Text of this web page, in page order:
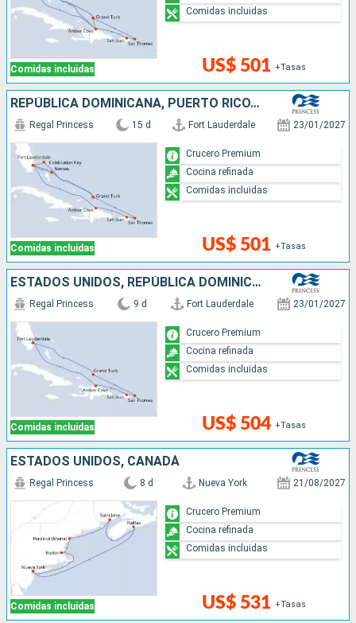
Comidas incluidas US$ 501 +Tasas
Comidas incluidas
REPÚBLICA DOMINICANA, PUERTO RICO, ESTADOS UNIDOS, BAHAMAS
Comidas incluidas
Regal Princess 15 d Fort Lauderdale 23/01/2027
US$ 501 +Tasas
Crucero Premium
Cocina refinada
Comidas incluidas
ESTADOS UNIDOS, REPÚBLICA DOMINICANA, PUERTO RICO
Comidas incluidas
Regal Princess 9 d Fort Lauderdale 23/01/2027
US$ 504 +Tasas
Crucero Premium
Cocina refinada
Comidas incluidas
ESTADOS UNIDOS, CANADÁ
Comidas incluidas
Regal Princess 8 d Nueva York 21/08/2027
US$ 531 +Tasas
Crucero Premium
Cocina refinada
Comidas incluidas